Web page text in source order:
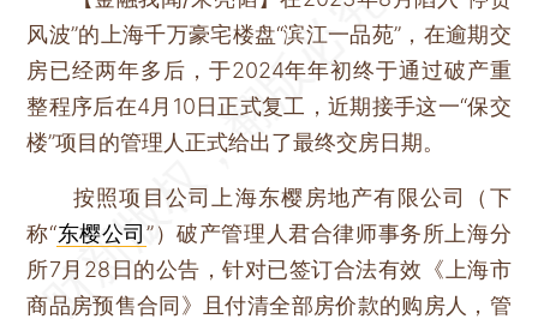
风波”的上海千万豪宅楼盘“滨江一品苑”，在逾期交
房已经两年多后，于2024年年初终于通过破产重
整程序后在4月10日正式复工，近期接手这一“保交
楼”项目的管理人正式给出了最终交房日期。
按照项目公司上海东樱房地产有限公司（下
称“东樱公司”）破产管理人君合律师事务所上海分
所7月28日的公告，针对已签订合法有效《上海市
商品房预售合同》且付清全部房价款的购房人，管